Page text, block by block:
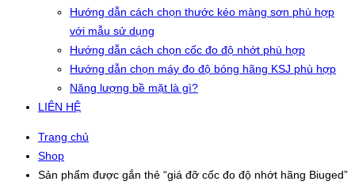
Hướng dẫn cách chọn thước kéo màng sơn phù hợp
với mẫu sử dụng
Hướng dẫn cách chọn cốc đo độ nhớt phù hợp
Hướng dẫn chọn máy đo độ bóng hãng KSJ phù hợp
Năng lượng bề mặt là gì?
LIÊN HỆ
Trang chủ
Shop
Sản phẩm được gắn thẻ “giá đỡ cốc đo độ nhớt hãng Biuged”